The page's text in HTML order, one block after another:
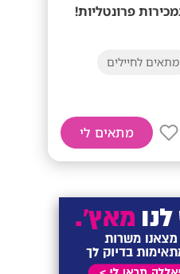
מתאים לחיילים
מתאים לי